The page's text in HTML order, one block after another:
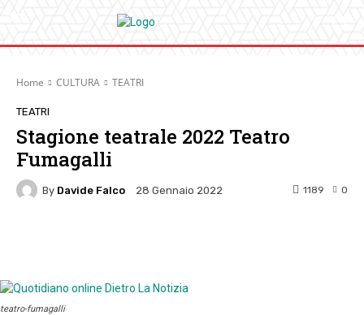
Home CULTURA TEATRI
TEATRI
Stagione teatrale 2022 Teatro
Fumagalli
By Davide Falco 28 Gennaio 2022 0
1189
teatro-fumagalli